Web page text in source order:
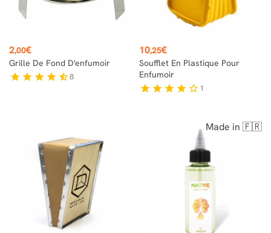
Prix
2,00€
Grille De Fond D'enfumoir
star star star star star_half8
Prix
10,25€
Soufflet En Plastique Pour
Enfumoir
star star star star star_border 1
Made in 🇫🇷